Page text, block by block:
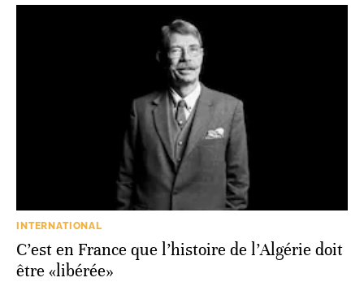
INTERNATIONAL
C’est en France que l’histoire de l’Algérie doit
être «libérée»